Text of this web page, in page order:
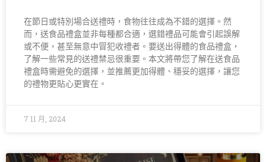
在節日或特別場合送禮時，食物往往成為不錯的選擇。然
而，送食品禮盒並非每種都合適，選錯禮品可能會引起誤解
或不便，甚至無意中冒犯收禮者。要送出得體的食品禮盒，
了解一些常見的送禮禁忌很重要。本文將帶您了解在送食品
禮盒時需避免的選擇，並推薦更加得體、穩妥的選擇，讓您
的禮物更貼心更實在。
7 11 月, 2024